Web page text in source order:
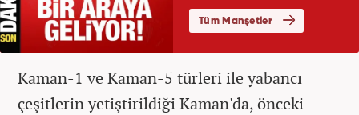
Kaman-1 ve Kaman-5 türleri ile yabancı
çeşitlerin yetiştirildiği Kaman'da, önceki